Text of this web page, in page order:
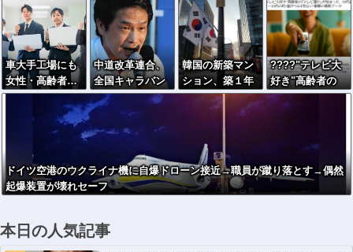
年・川口侑斗被
告に「無期懲
役」の判決 当
時17歳少年に
「懲役30年」の
判決
ない」…大統領
令に署名
銭飲食はやめて
ください」
い命まで授かる
ｗｗｗｗｗ
車大手工場にも
女性・高齢者…
軽作業ラインや
スポットワーク
中道改革連合、
全国キャラバン
開始も「で、お
前誰？」状態ｗ
ｗｗｗｗ
韓国の新築マン
ション、築１年
半でテラスが丸
ごと落下ｗｗｗ
????"テレビ大
好き"高齢者の
｢テレビ離れ｣が
7割が"ほぼ見な
ドイツ空港のウクライナ機に自爆ドローン接近→職員が蹴り落とす→偶然
起爆装置が壊れセーフ
本日の人気記事